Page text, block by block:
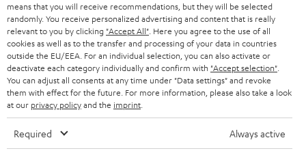
BLUETOOTH-LAUTSPRECHER
KOPFHÖRER
BLUETOOTH-KOPFHÖRER
STEREOANLAGEN
LAUTSPRECHER
PARTNERPROGRAMM
BLOG
NEWSLETTER
STORES
DEINE VORTEILE BEI TEUFEL
SCHWEIZ
NIEDERLANDE
BELGIEN
means that you will receive recommendations, but they will be selected
randomly. You receive personalized advertising and content that is really
relevant to you by clicking "Accept All" . Here you agree to the use of all
cookies as well as to the transfer and processing of your data in countries
outside the EU/EEA. For an individual selection, you can also activate or
deactivate each category individually and confirm with "Accept selection"
You can adjust all consents at any time under "Data settings" and revoke
them with effect for the future. For more information, please also take a look
at our privacy policyand the imprint
Required Always active